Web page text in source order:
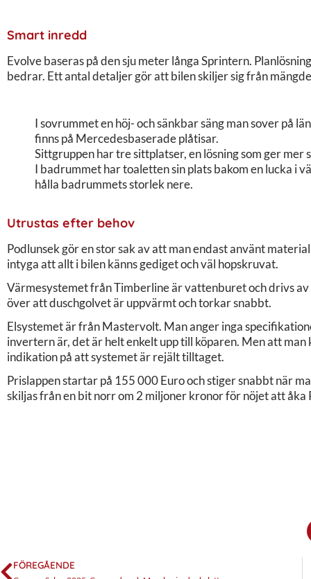
Smart inredd
Evolve baseras på den sju meter långa Sprintern.
bedrar. Ett antal detaljer gör att bilen skiljer sig från
I sovrummet en höj- och sänkbar säng man sover på
finns på Mercedesbaserade plåtisar.
Sittgruppen har tre sittplatser, en lösning som ger mer
I badrummet har toaletten sin plats bakom en lucka i
hålla badrummets storlek nere.
Utrustas efter behov
Podlunsek gör en stor sak av att man endast använt
intyga att allt i bilen känns gediget och väl hopskruvat.
Värmesystemet från Timberline är vattenburet och drivs
över att duschgolvet är uppvärmt och torkar snabbt.
Elsystemet är från Mastervolt. Man anger inga
invertern är, det är helt enkelt upp till köparen. Men att
indikation på att systemet är rejält tilltaget.
Prislappen startar på 155 000 Euro och stiger snabbt när
skiljas från en bit norr om 2 miljoner kronor för nöjet att åka
FÖREGÅENDE